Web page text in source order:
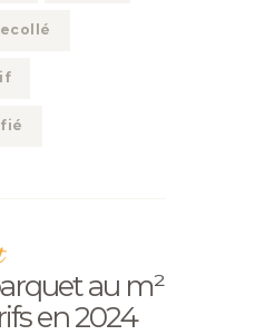
au m²
en 2024